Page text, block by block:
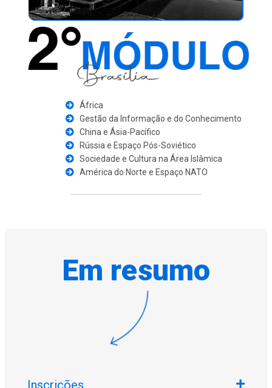
África
Gestão da Informação e do Conhecimento
China e Ásia-Pacífico
Rússia e Espaço Pós-Soviético
Sociedade e Cultura na Área Islâmica
América do Norte e Espaço NATO
Em resumo
Inscrições